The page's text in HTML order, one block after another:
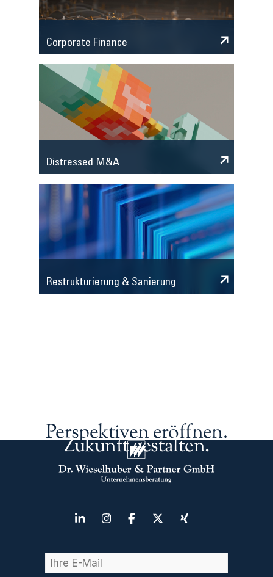
Corporate Finance
Distressed M&A
Restrukturierung & Sanierung
Perspektiven eröffnen.
Zukunft gestalten.